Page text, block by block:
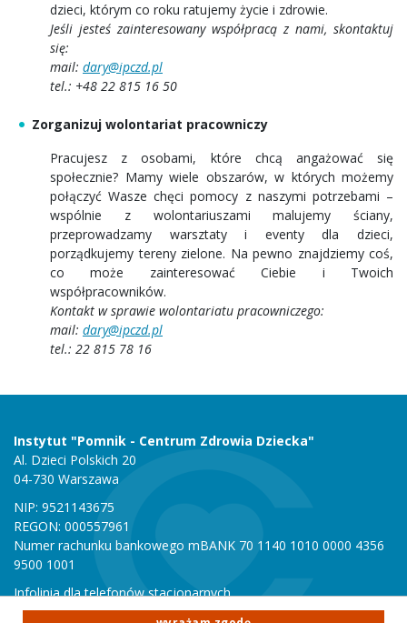
dzieci, którym co roku ratujemy życie i zdrowie.
Jeśli jesteś zainteresowany współpracą z nami, skontaktuj
się:
mail: dary@ipczd.pl
tel.: +48 22 815 16 50
Zorganizuj wolontariat pracowniczy
Pracujesz z osobami, które chcą angażować się
społecznie? Mamy wiele obszarów, w których możemy
połączyć Wasze chęci pomocy z naszymi potrzebami –
wspólnie z wolontariuszami malujemy ściany,
przeprowadzamy warsztaty i eventy dla dzieci,
porządkujemy tereny zielone. Na pewno znajdziemy coś,
co może zainteresować Ciebie i Twoich
współpracowników.
Kontakt w sprawie wolontariatu pracowniczego:
mail: dary@ipczd.pl
tel.: 22 815 78 16
Instytut "Pomnik - Centrum Zdrowia Dziecka"
Al. Dzieci Polskich 20
04-730 Warszawa
NIP: 9521143675
REGON: 000557961
Numer rachunku bankowego mBANK 70 1140 1010 0000 4356
9500 1001
Infolinia dla telefonów stacjonarnych
801 051 000